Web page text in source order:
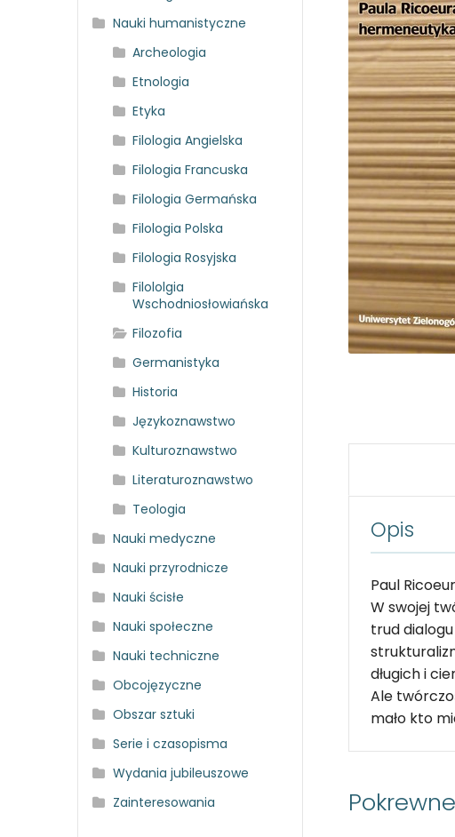
Opis
Paul
W swojej
trud
długich i
Ale
mało kto
Nauki humanistyczne
Archeologia
Etnologia
Etyka
Filologia Angielska
Filologia Francuska
Filologia Germańska
Filologia Polska
Filologia Rosyjska
Filololgia
Wschodniosłowiańska
Filozofia
Germanistyka
Historia
Językoznawstwo
Kulturoznawstwo
Literaturoznawstwo
Teologia
Nauki medyczne
Nauki przyrodnicze
Nauki ścisłe
Nauki społeczne
Nauki techniczne
Obcojęzyczne
Obszar sztuki
Serie i czasopisma
Wydania jubileuszowe
Zainteresowania